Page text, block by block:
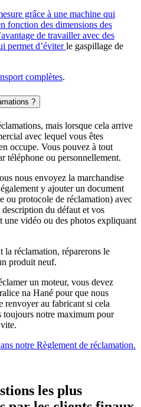
grâce à une machine qui
fonction des dimensions des
de travailler avec des
permet d’éviterle gaspillage de
complètes.
?
mais lorsque cela arrive
avec lequel vous êtes
occupe. Vous pouvez à tout
téléphone ou personnellement.
nous envoyez la marchandise
y ajouter un document
ou protocole de réclamation) avec
du défaut et vos
une vidéo ou des photos expliquant
la réclamation, réparerons le
produit neuf.
un moteur, vous devez
na Hané pour que nous
renvoyer au fabricant si cela
toujours notre maximum pour
notre Règlement de réclamation.
les plus